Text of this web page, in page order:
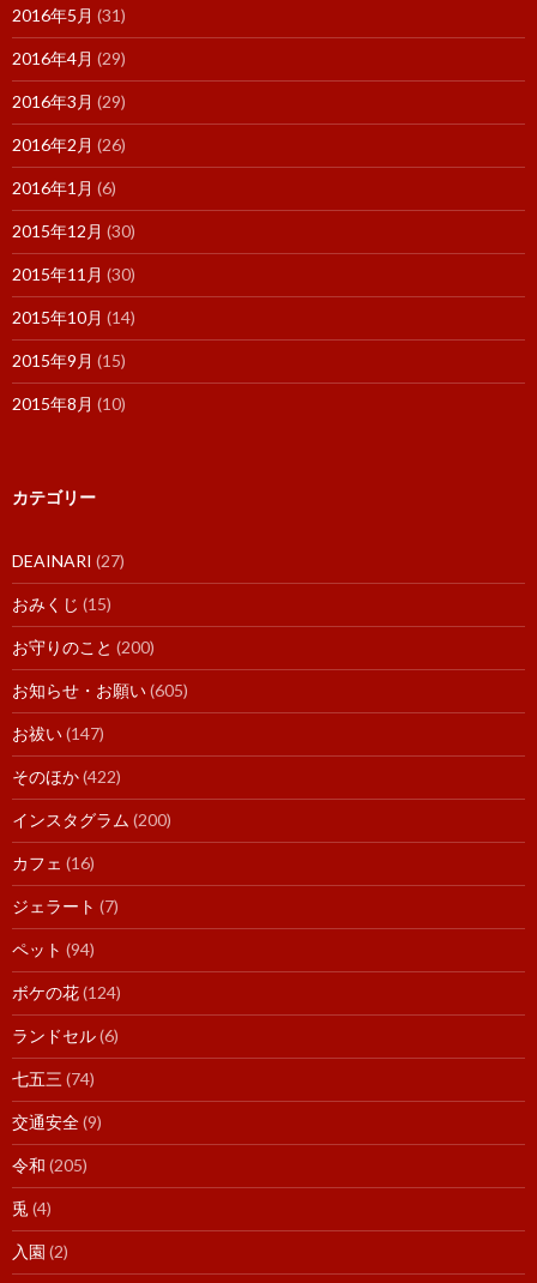
2016年5月 (31)
2016年4月 (29)
2016年3月 (29)
2016年2月 (26)
2016年1月 (6)
2015年12月 (30)
2015年11月 (30)
2015年10月 (14)
2015年9月 (15)
2015年8月 (10)
カテゴリー
DEAINARI (27)
おみくじ (15)
お守りのこと (200)
お知らせ・お願い(605)
お祓い(147)
そのほか(422)
インスタグラム (200)
カフェ (16)
ジェラート (7)
ペット (94)
ボケの花(124)
ランドセル(6)
七五三 (74)
交通安全(9)
令和 (205)
兎 (4)
入園 (2)